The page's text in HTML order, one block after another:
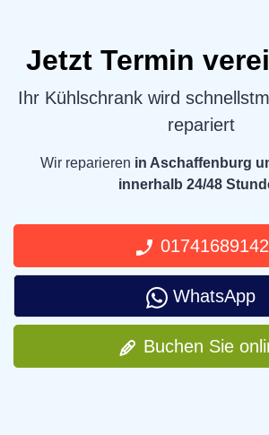
Jetzt Termin
Ihr Kühlschrank wird
repariert
Wir reparieren in Aschaffenburg
innerhalb 24/48
01741689142
WhatsApp
Buchen Sie